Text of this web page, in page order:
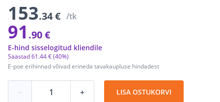
153.34 € /tk
91 .90 €
E-poe erihinnad võivad erineda tavakaupluse hindadest
Säästad61.44 €(40%)
E-hind sisselogitud kliendile
− + LISA OSTUKORVI